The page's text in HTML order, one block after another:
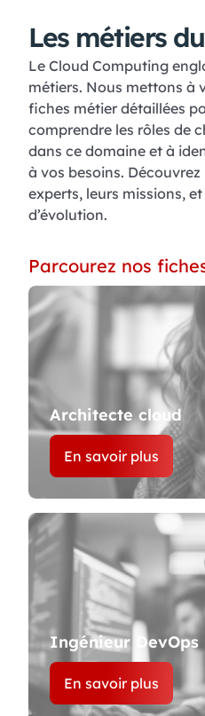
Les métiers
Le Cloud Computing
métiers. Nous mettons à
fiches métier détaillées
comprendre les rôles de
dans ce domaine et à
à vos besoins.
experts, leurs missions,
d’évolution.
Parcourez nos
Architecte cloud
En savoir plus
Ingénieur DevOps
En savoir plus